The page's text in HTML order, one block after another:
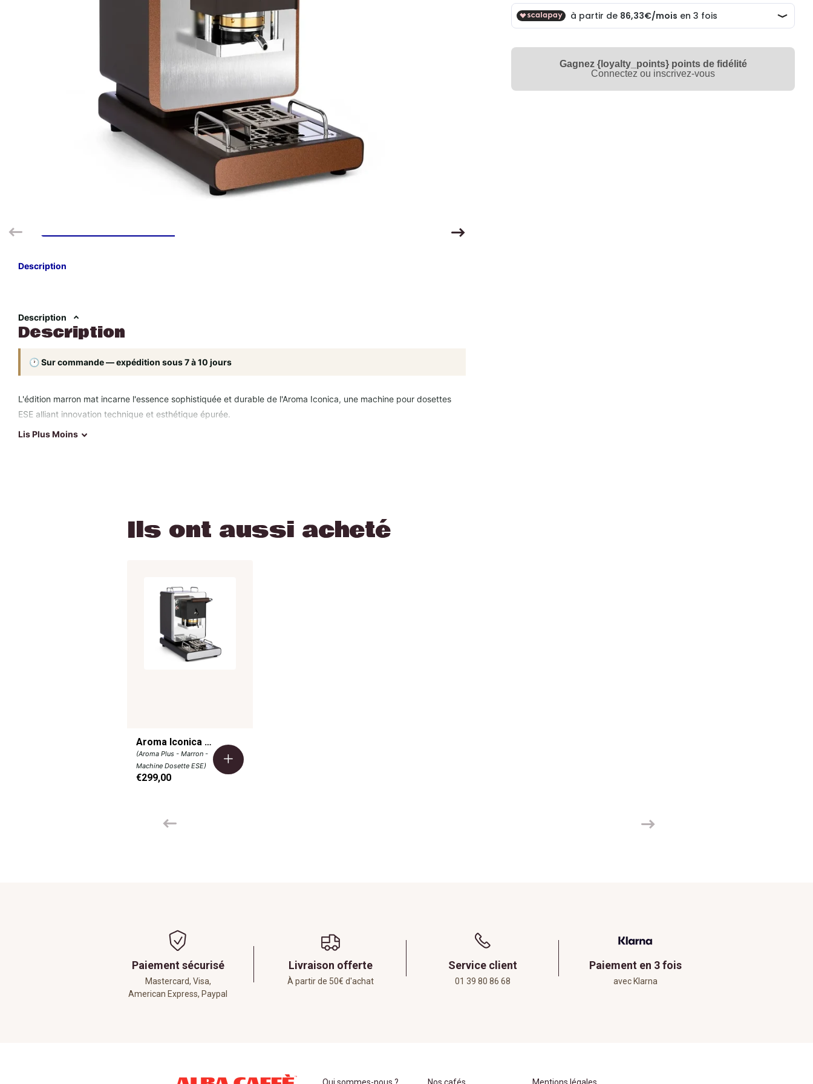
Description
Description
Description
🕐 Sur commande — expédition sous 7 à 10 jours
L'édition marron mat incarne l'essence sophistiquée et durable de l'Aroma Iconica, une machine pour dosettes
ESE alliant innovation technique et esthétique épurée.
Son système de pression progressive calibré à 9 bars reproduit fidèlement la technique des baristas d'élite.
Un instrument de précision conçu pour les connaisseurs exigeants qui recherchent l'excellence gustative à
LisPlusMoins
Gagnez {loyalty_points} points de fidélité
Connectez ou inscrivez-vous
Ils ont aussi acheté
Aroma Iconica Anita
(Aroma Plus - Marron -
Machine Dosette ESE)
€299,00
Paiement sécurisé
Mastercard, Visa,
American Express, Paypal
Livraison offerte
À partir de 50€ d'achat
Service client
01 39 80 86 68
Paiement en 3 fois
avec Klarna